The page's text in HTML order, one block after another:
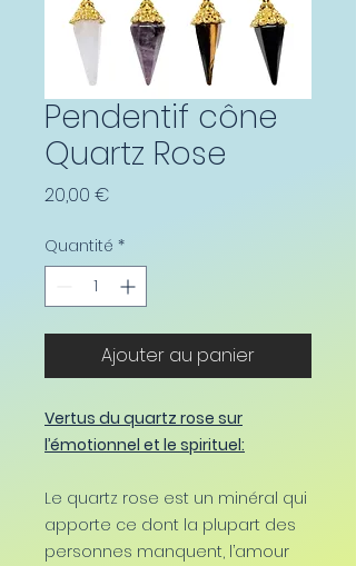
Pendentif cône
Quartz Rose
20,00 €
Quantité *
Ajouter au panier
Vertus du quartz rose sur
l’émotionnel et le spirituel:
Le quartz rose est un minéral qui
apporte ce dont la plupart des
personnes manquent, l’amour